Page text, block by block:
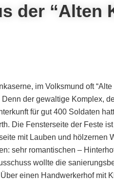
der “Alten
im Volksmund oft
der gewaltige Komplex,
für gut 400 Soldaten
Die Fensterseite der Feste
mit Lauben und hölzernen
sehr romantischen –
wollte die
einen Handwerkerhof mit